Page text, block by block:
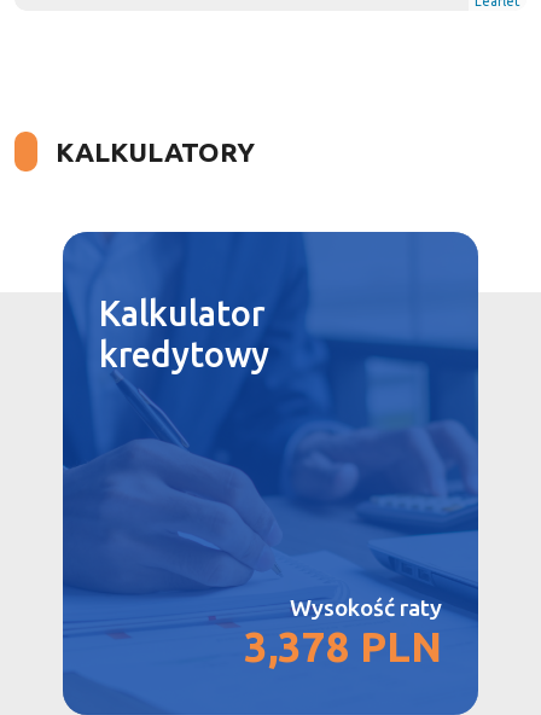
KALKULATORY
Kalkulator
kredytowy
Wysokość raty
3,378 PLN